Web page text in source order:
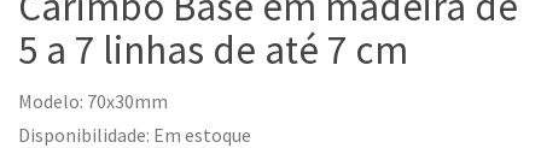
5 a 7 linhas de até 7 cm
Modelo: 70x30mm
Disponibilidade: Em estoque